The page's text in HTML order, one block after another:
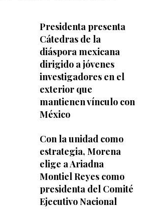
Presidenta presenta
Cátedras de la
diáspora mexicana
dirigido a jóvenes
investigadores en el
exterior que
mantienen vínculo con
México
Con la unidad como
estrategia, Morena
elige a Ariadna
Montiel Reyes como
presidenta del Comité
Ejecutivo Nacional